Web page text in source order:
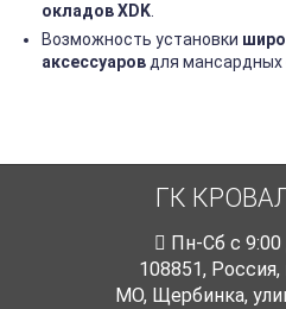
окладов XDK
Возможность установки
аксессуаров для мансардных
ГК
Пн-Cб с 9:00
108851, Россия,
МО, Щербинка,